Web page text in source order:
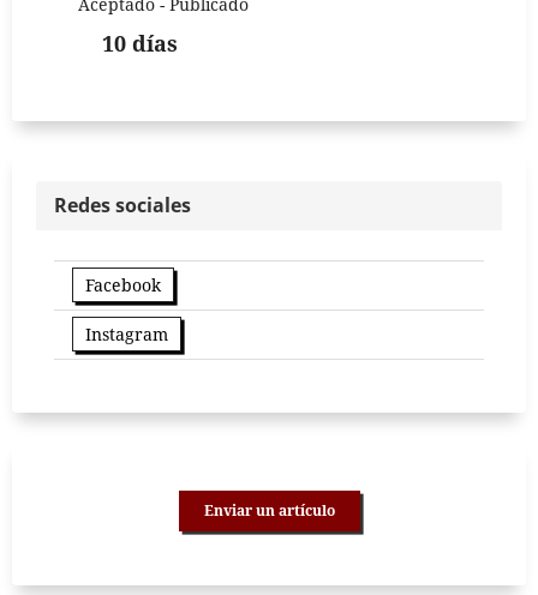
10 días
Redes sociales
Facebook
Instagram
Enviar un artículo